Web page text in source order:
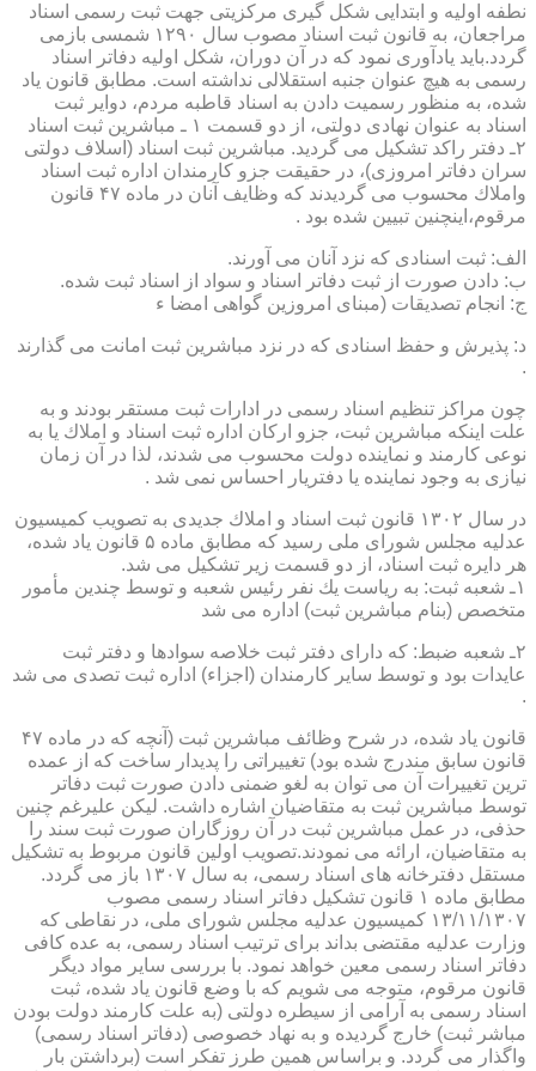
نطفه اولیه و ابتدایی شكل گیری مركزیتی جهت ثبت رسمی اسناد
مراجعان، به قانون ثبت اسناد مصوب سال ۱۲۹۰ شمسی بازمی
گردد.باید یادآوری نمود كه در آن دوران، شكل اولیه دفاتر اسناد
رسمی به هیچ عنوان جنبه استقلالی نداشته است. مطابق قانون یاد
شده، به منظور رسمیت دادن به اسناد قاطبه مردم، دوایر ثبت
اسناد به عنوان نهادی دولتی، از دو قسمت ۱ ـ مباشرین ثبت اسناد
۲ـ دفتر راكد تشكیل می گردید. مباشرین ثبت اسناد (اسلاف دولتی
سران دفاتر امروزی)، در حقیقت جزو كارمندان اداره ثبت اسناد
واملاك محسوب می گردیدند كه وظایف آنان در ماده ۴۷ قانون
مرقوم،اینچنین تبیین شده بود .
الف: ثبت اسنادی كه نزد آنان می آورند.
ب: دادن صورت از ثبت دفاتر اسناد و سواد از اسناد ثبت شده.
ج: انجام تصدیقات (مبنای امروزین گواهی امضا ء
د: پذیرش و حفظ اسنادی كه در نزد مباشرین ثبت امانت می گذارند
.
چون مراكز تنظیم اسناد رسمی در ادارات ثبت مستقر بودند و به
علت اینكه مباشرین ثبت، جزو اركان اداره ثبت اسناد و املاك یا به
نوعی كارمند و نماینده دولت محسوب می شدند، لذا در آن زمان
نیازی به وجود نماینده یا دفتریار احساس نمی شد .
در سال ۱۳۰۲ قانون ثبت اسناد و املاك جدیدی به تصویب كمیسیون
عدلیه مجلس شورای ملی رسید كه مطابق ماده ۵ قانون یاد شده،
هر دایره ثبت اسناد، از دو قسمت زیر تشكیل می شد.
۱ـ شعبه ثبت: به ریاست یك نفر رئیس شعبه و توسط چندین مأمور
متخصص (بنام مباشرین ثبت) اداره می شد
۲ـ شعبه ضبط: كه دارای دفتر ثبت خلاصه سوادها و دفتر ثبت
عایدات بود و توسط سایر كارمندان (اجزاء) اداره ثبت تصدی می شد
.
قانون یاد شده، در شرح وظائف مباشرین ثبت (آنچه كه در ماده ۴۷
قانون سابق مندرج شده بود) تغییراتی را پدیدار ساخت كه از عمده
ترین تغییرات آن می توان به لغو ضمنی دادن صورت ثبت دفاتر
توسط مباشرین ثبت به متقاضیان اشاره داشت. لیكن علیرغم چنین
حذفی، در عمل مباشرین ثبت در آن روزگاران صورت ثبت سند را
به متقاضیان، ارائه می نمودند.تصویب اولین قانون مربوط به تشكیل
مستقل دفترخانه های اسناد رسمی، به سال ۱۳۰۷ باز می گردد.
مطابق ماده ۱ قانون تشكیل دفاتر اسناد رسمی مصوب
۱۳/۱۱/۱۳۰۷ كمیسیون عدلیه مجلس شورای ملی، در نقاطی كه
وزارت عدلیه مقتضی بداند برای ترتیب اسناد رسمی، به عده كافی
دفاتر اسناد رسمی معین خواهد نمود. با بررسی سایر مواد دیگر
قانون مرقوم، متوجه می شویم كه با وضع قانون یاد شده، ثبت
اسناد رسمی به آرامی از سیطره دولتی (به علت كارمند دولت بودن
مباشر ثبت) خارج گردیده و به نهاد خصوصی (دفاتر اسناد رسمی)
واگذار می گردد. و براساس همین طرز تفكر است (برداشتن بار